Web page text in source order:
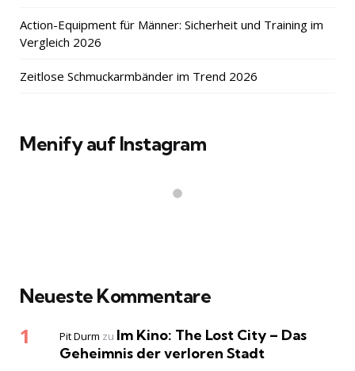
Action-Equipment für Männer: Sicherheit und Training im
Vergleich 2026
Zeitlose Schmuckarmbänder im Trend 2026
Menify auf Instagram
Neueste Kommentare
Pit Durm zu Im Kino: The Lost City – Das
Geheimnis der verloren Stadt